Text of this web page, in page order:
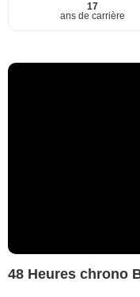
17
ans de carrière
48 Heures chrono